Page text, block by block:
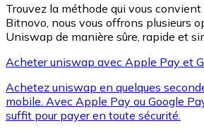
XRP
XRP
Trouvez la méthode qui vous convient
Bitnovo, nous vous offrons plusieurs
Uniswap de manière sûre, rapide et
Acheter uniswap avec Apple Pay et
Achetez uniswap en quelques
mobile. Avec Apple Pay ou Google
suffit pour payer en toute sécurité.